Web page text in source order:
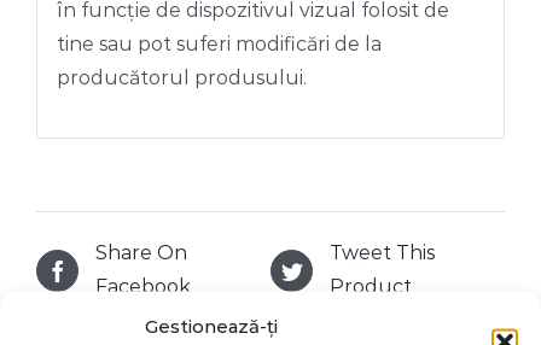
Gestionează-ți
în funcție de dispozitivul vizual folosit de
tine sau pot suferi modificări de la
producătorul produsului.
Share On
Facebook
Tweet This
Product